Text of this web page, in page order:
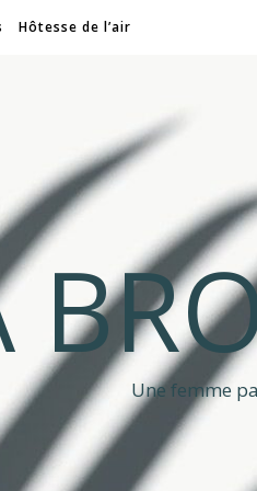
Hôtesse de l’air
Une femme